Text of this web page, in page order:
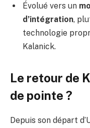
Évolué vers un
d’intégration,
technologie
Kalanick.
Le retour de
de pointe ?
Depuis son départ